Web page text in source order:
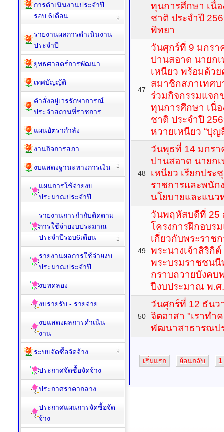
ทุนการศึกษา เนื่
ชาติ ประจำปี
พิทยา
47
วันศุกร์ที่ 9 มกรา
ปานสอาด นายก
เหนียว พร้อมด้ว
สมาชิกสภาเทศบ
ร่วมกิจกรรมแจก
ทุนการศึกษา เนื่
ชาติ ประจำปี
หวายเหนียว “ปุญ
48
วันพุธที่ 14 มกรา
ปานสอาด นายก
เหนียว เรียกปร
ราชการและพนัก
นโยบายและแนว
49
วันพฤหัสบดีที่ 25
โครงการฝึกอบร
เกี่ยวกับพระราช
พระนางเจ้าสิริกิ
พระบรมราชชนนี
กราบถวายบังคบ
ปีงบประมาณ พ.ศ
50
วันศุกร์ที่ 12 ธันว
จิตอาสา "เราทำ
พัฒนาสาธารณป
เริ่มแรก ย้อนกลับ 1
การดำเนินงานประจำปี
รอบ 6เดือน
รายงานผลการดำเนินงาน
ประจำปี
ยุทธศาสตร์การพัฒนา
เทศบัญญัติ
คำสั่งอยู่เวรรักษาการณ์
ประจำสถานที่ราชการ
แผนอัตรากำลัง
งานกิจการสภา
งบแสดงฐานะทางการเงิน
แผนการใช้จ่ายงบ
ประมาณประจำปี
รายงานการกำกับติดตาม
การใช้จ่ายงบประมาณ
ประจำปีรอบ6เดือน
รายงานผลการใช้จ่ายงบ
ประมาณประจำปี
งบทดลอง
งบรายรับ - รายจ่าย
งบแสดงผลการดำเนิน
งาน
ระบบจัดซื้อจัดจ้าง
ประกาศจัดซื้อจัดจ้าง
ประกาศราคากลาง
ประกาศแผนการจัดซื้อจัด
จ้าง